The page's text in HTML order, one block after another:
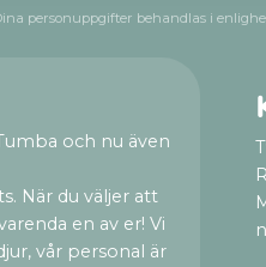
personuppgifter behandlas i
och nu även
När du väljer att
en av er! Vi
vår personal är